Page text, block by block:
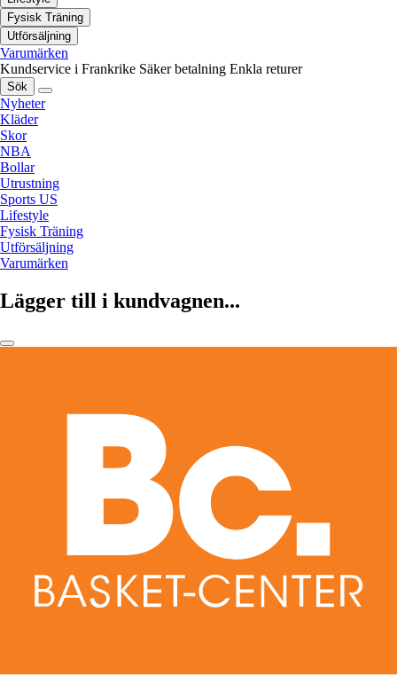
Fysisk Träning
Utförsäljning
Varumärken
Kundservice i Frankrike Säker betalning Enkla returer
Sök
Nyheter
Kläder
Skor
NBA
Bollar
Utrustning
Sports US
Lifestyle
Fysisk Träning
Utförsäljning
Varumärken
Lägger till i kundvagnen...